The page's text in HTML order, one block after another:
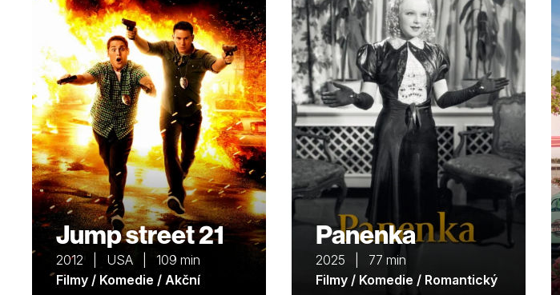
Jump street 21
2012 | USA | 109 min
Filmy / Komedie / Akční
Panenka
2025 | 77 min
Filmy / Komedie / Romantický